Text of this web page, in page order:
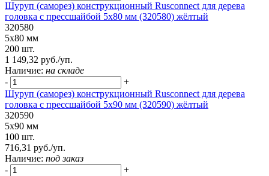
Шуруп (саморез) конструкционный Rusconnect для дерева
головка с прессшайбой 5х80 мм (320580) жёлтый
320580
5х80 мм
200 шт.
1 149,32 руб./уп.
Наличие: на складе
-
+
Шуруп (саморез) конструкционный Rusconnect для дерева
головка с прессшайбой 5х90 мм (320590) жёлтый
320590
5х90 мм
100 шт.
716,31 руб./уп.
Наличие: под заказ
-
+